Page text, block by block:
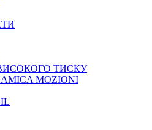
ТИСКУ
MOZIONI